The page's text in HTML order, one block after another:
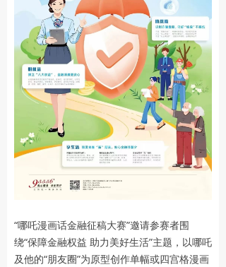
“哪吒漫画话金融征稿大赛”邀请参赛者围
绕“保障金融权益 助力美好生活”主题，以哪吒
及他的“朋友圈”为原型创作单幅或四宫格漫画